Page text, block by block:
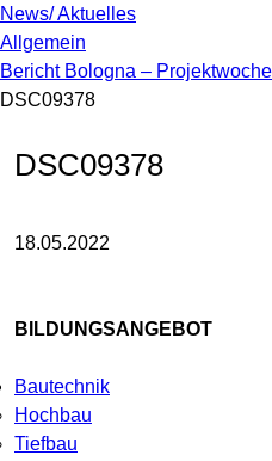
News/ Aktuelles
Allgemein
Bericht Bologna –
DSC09378
DSC09378
18.05.2022
BILDUNGSANGEBOT
Bautechnik
Hochbau
Tiefbau